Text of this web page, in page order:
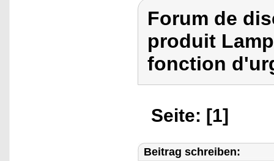
Forum de
produit
fonction
Seite: [1]
Beitrag schreiben: